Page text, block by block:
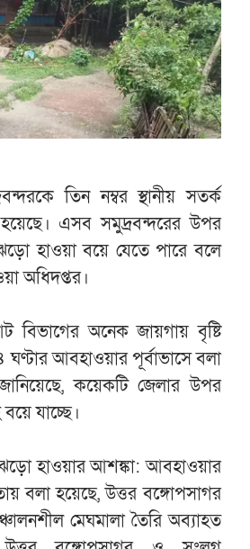
তিন নম্বর স্থানীয় সতর্ক
এসব সমুদ্রবন্দরের উপর
হাওয়া বয়ে যেতে পারে বলে
অধিদপ্তর।
বিভাগের অনেক জায়গায় বৃষ্টি
আবহাওয়ার পূর্বাভাসে বলা
জানিয়েছে, কয়েকটি জেলার উপর
যাচ্ছে।
ঝড়ো হাওয়ার আশঙ্কা: আবহাওয়ার
বলা হয়েছে, উত্তর বঙ্গোপসাগর
মেঘমালা তৈরি অব্যাহত